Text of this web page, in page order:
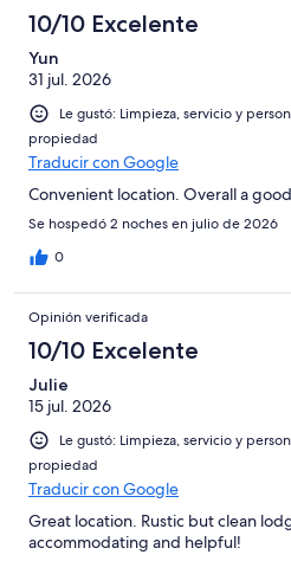
10/10 Excelente
Yun
31 jul. 2026
Le gustó: Limpieza, servicio y
propiedad
Traducir con Google
Convenient location. Overall a
Se hospedó 2 noches en julio de 2026
0
Opinión verificada
10/10 Excelente
Julie
15 jul. 2026
Le gustó: Limpieza, servicio y
propiedad
Traducir con Google
Great location. Rustic but clean
accommodating and helpful!